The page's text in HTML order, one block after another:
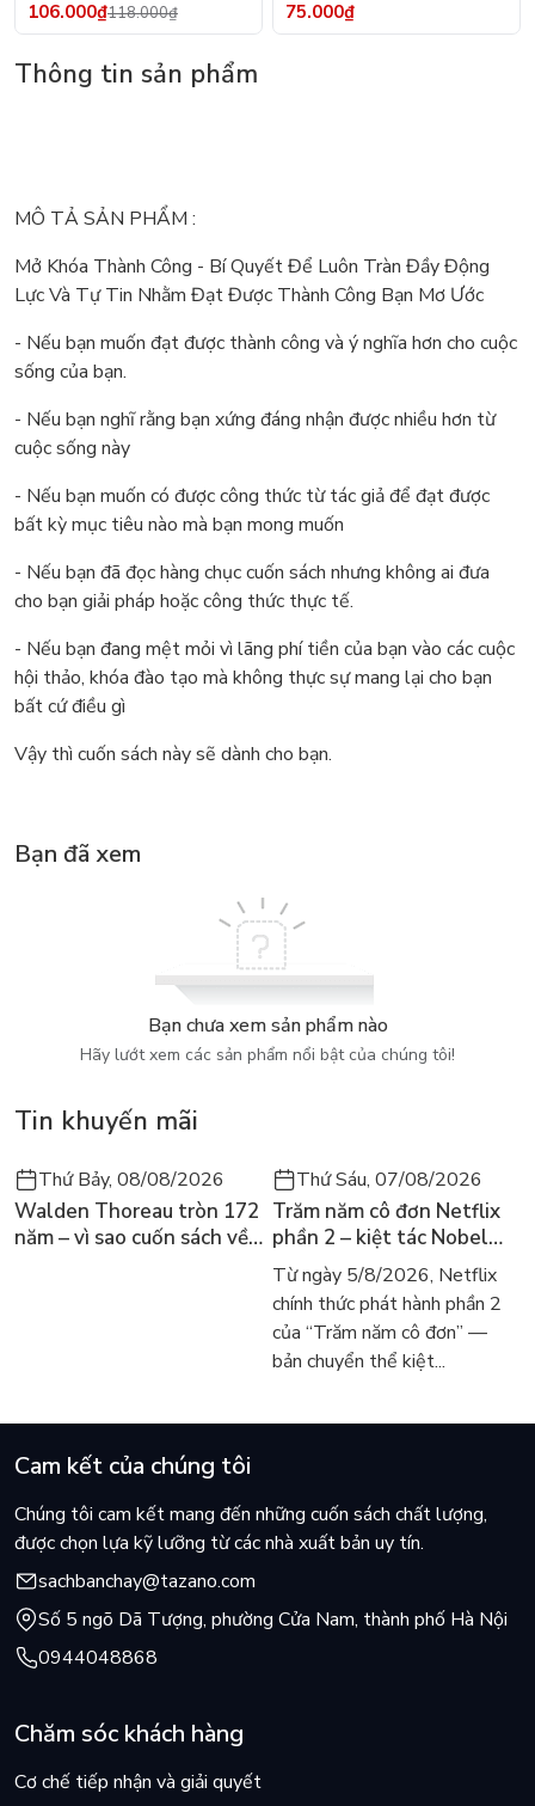
106.000₫118.000₫ 75.000₫
Thông tin sản phẩm
MÔ TẢ SẢN PHẨM :
Mở Khóa Thành Công - Bí Quyết Để Luôn Tràn Đầy Động
Lực Và Tự Tin Nhằm Đạt Được Thành Công Bạn Mơ Ước
- Nếu bạn muốn đạt được thành công và ý nghĩa hơn cho cuộc
sống của bạn.
- Nếu bạn nghĩ rằng bạn xứng đáng nhận được nhiều hơn từ
cuộc sống này
- Nếu bạn muốn có được công thức từ tác giả để đạt được
bất kỳ mục tiêu nào mà bạn mong muốn
- Nếu bạn đã đọc hàng chục cuốn sách nhưng không ai đưa
cho bạn giải pháp hoặc công thức thực tế.
- Nếu bạn đang mệt mỏi vì lãng phí tiền của bạn vào các cuộc
hội thảo, khóa đào tạo mà không thực sự mang lại cho bạn
bất cứ điều gì
Vậy thì cuốn sách này sẽ dành cho bạn.
Bạn đã xem
Bạn chưa xem sản phẩm nào
Hãy lướt xem các sản phẩm nổi bật của chúng tôi!
Tin khuyến mãi
Thứ Bảy, 08/08/2026
Walden Thoreau tròn 172
năm – vì sao cuốn sách về
Thứ Sáu, 07/08/2026
Trăm năm cô đơn Netflix
phần 2 – kiệt tác Nobel
trở lại màn ảnh, dòng
người tìm đọc lại García
Márquez
Từ ngày 5/8/2026, Netflix
chính thức phát hành phần 2
của “Trăm năm cô đơn” —
bản chuyển thể kiệt...
Cam kết của chúng tôi
Chúng tôi cam kết mang đến những cuốn sách chất lượng,
được chọn lựa kỹ lưỡng từ các nhà xuất bản uy tín.
sachbanchay@tazano.com
Số 5 ngõ Dã Tượng, phường Cửa Nam, thành phố Hà Nội
0944048868
Chăm sóc khách hàng
Cơ chế tiếp nhận và giải quyết